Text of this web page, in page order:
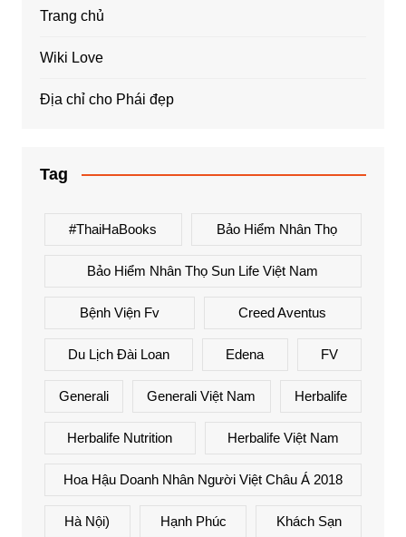
Trang chủ
Wiki Love
Địa chỉ cho Phái đẹp
Tag
#ThaiHaBooks Bảo Hiểm Nhân Thọ
Bảo Hiểm Nhân Thọ Sun Life Việt Nam
Bệnh Viện Fv Creed Aventus
Du Lịch Đài Loan Edena FV
Generali Generali Việt Nam Herbalife
Herbalife Nutrition Herbalife Việt Nam
Hoa Hậu Doanh Nhân Người Việt Châu Á 2018
Hà Nội) Hạnh Phúc Khách Sạn